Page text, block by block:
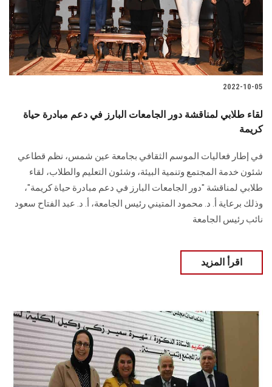
2022-10-05
لقاء طلابي لمناقشة دور الجامعات البارز في دعم مبادرة حياة
كريمة
في إطار فعاليات الموسم الثقافي بجامعة عين شمس، نظم قطاعي
شئون خدمة المجتمع وتنمية البيئة، وشئون التعليم والطلاب، لقاء
طلابي لمناقشة "دور الجامعات البارز في دعم مبادرة حياة كريمة"،
وذلك برعاية أ. د. محمود المتيني رئيس الجامعة، أ. د. عبد الفتاح سعود
نائب رئيس الجامعة
اقرأ المزيد